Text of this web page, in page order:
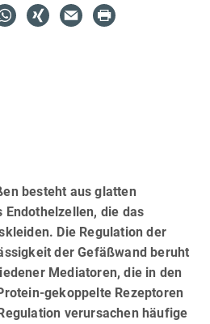
besteht aus glatten
die das
Die Regulation der
der Gefäßwand beruht
Mediatoren, die in den
gekoppelte Rezeptoren
verursachen häufige